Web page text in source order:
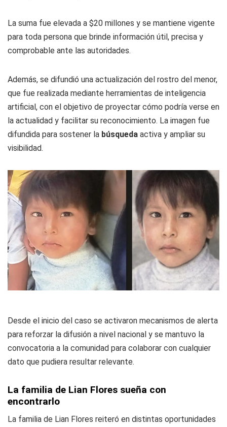
La suma fue elevada a $20 millones y se mantiene vigente
para toda persona que brinde información útil, precisa y
comprobable ante las autoridades.
Además, se difundió una actualización del rostro del menor,
que fue realizada mediante herramientas de inteligencia
artificial, con el objetivo de proyectar cómo podría verse en
la actualidad y facilitar su reconocimiento. La imagen fue
difundida para sostener la búsqueda activa y ampliar su
visibilidad.
Desde el inicio del caso se activaron mecanismos de alerta
para reforzar la difusión a nivel nacional y se mantuvo la
convocatoria a la comunidad para colaborar con cualquier
dato que pudiera resultar relevante.
La familia de Lian Flores sueña con
encontrarlo
La familia de Lian Flores reiteró en distintas oportunidades